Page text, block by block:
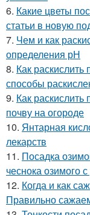
6. Какие цветы
статьи в новую
7. Чем и как
определения рН
8. Как
способы
9. Как раскислить
почву на огороде
10. Янтарная
лекарств
11. Посадка
чеснока озимого
12. Когда и как
Правильно